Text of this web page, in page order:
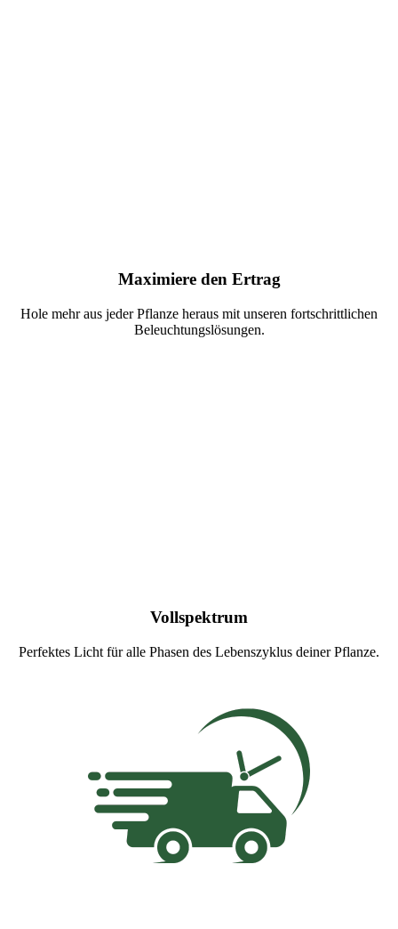
Maximiere den Ertrag
Hole mehr aus jeder Pflanze heraus mit unseren fortschrittlichen
Beleuchtungslösungen.
Vollspektrum
Perfektes Licht für alle Phasen des Lebenszyklus deiner Pflanze.